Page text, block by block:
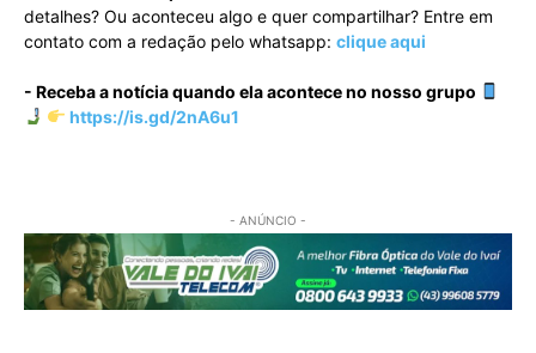
detalhes? Ou aconteceu algo e quer compartilhar? Entre em
contato com a redação pelo whatsapp: clique aqui
- Receba a notícia quando ela acontece no nosso grupo
https://is.gd/2nA6u1
- ANÚNCIO -